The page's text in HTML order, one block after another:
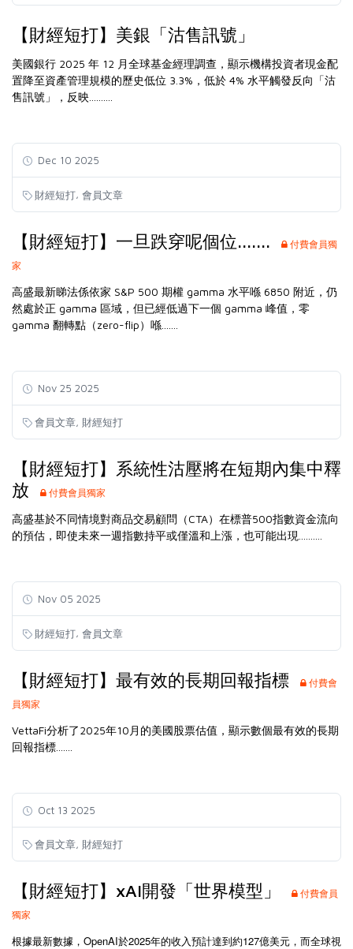
【財經短打】美銀「沽售訊號」
美國銀行 2025 年 12 月全球基金經理調查，顯示機構投資者現金配
置降至資產管理規模的歷史低位 3.3%，低於 4% 水平觸發反向「沽
售訊號」，反映..........
Dec 10 2025
財經短打, 會員文章
【財經短打】一旦跌穿呢個位.......
付費會員獨
家
高盛最新睇法係依家 S&P 500 期權 gamma 水平喺 6850 附近，仍
然處於正 gamma 區域，但已經低過下一個 gamma 峰值，零
gamma 翻轉點（zero-flip）喺.......
Nov 25 2025
會員文章 財經短打
【財經短打】系統性沽壓將在短期內集中釋
放
付費會員獨家
高盛基於不同情境對商品交易顧問（CTA）在標普500指數資金流向
的預估，即使未來一週指數持平或僅溫和上漲，也可能出現..........
Nov 05 2025
財經短打, 會員文章
【財經短打】最有效的長期回報指標
付費會
員獨家
VettaFi分析了2025年10月的美國股票估值，顯示數個最有效的長期
回報指標.......
Oct 13 2025
會員文章 財經短打
【財經短打】xAI開發「世界模型」
付費會員
獨家
根據最新數據， OpenAI於2025年的收入預計達到約127億美元，而全球視